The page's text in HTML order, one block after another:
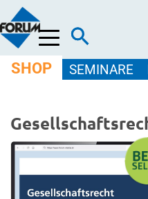
Menü
SHOP SEMINARE